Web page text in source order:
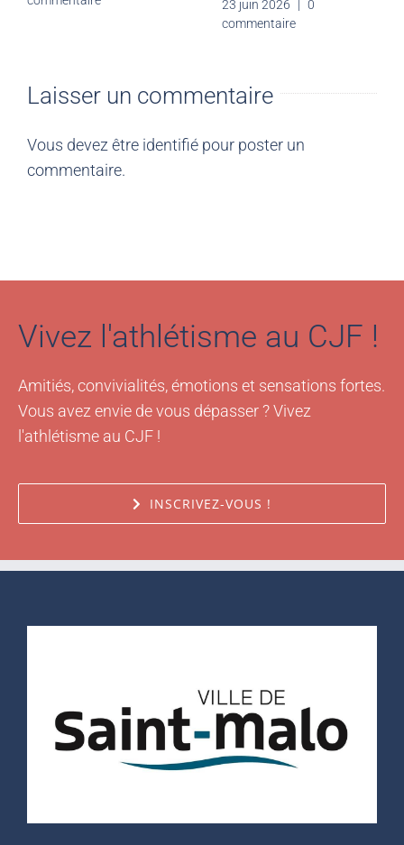
commentaire.
Vous avez envie de vous dépasser ? Vivez
l'athlétisme au CJF !
INSCRIVEZ-VOUS !